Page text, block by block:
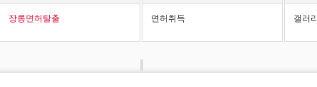
장롱면허탈출 면허취득 갤러리